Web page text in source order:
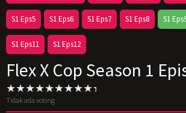
S1 Eps5 S1 Eps6 S1 Eps7 S1 Eps8 S1
S1 Eps11 S1 Eps12
Flex X Cop Season 1
Tidak ada voting